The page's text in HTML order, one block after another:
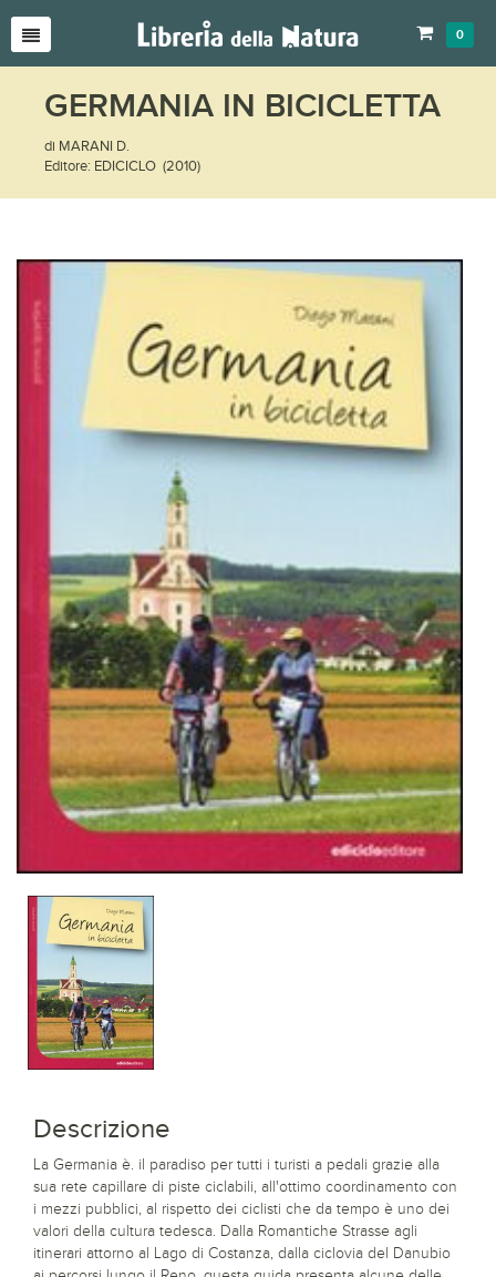
0
GERMANIA IN BICICLETTA
di MARANI D.
Editore: EDICICLO (2010)
Descrizione
La Germania è. il paradiso per tutti i turisti a pedali grazie alla
sua rete capillare di piste ciclabili, all'ottimo coordinamento con
i mezzi pubblici, al rispetto dei ciclisti che da tempo è uno dei
valori della cultura tedesca. Dalla Romantiche Strasse agli
itinerari attorno al Lago di Costanza, dalla ciclovia del Danubio